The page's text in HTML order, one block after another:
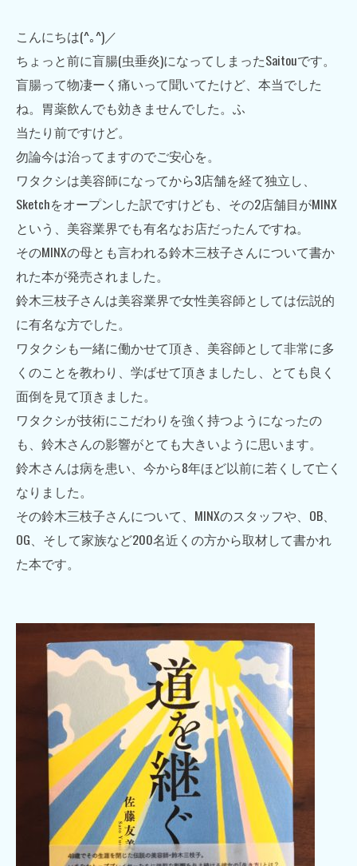
こんにちは(^｡^)／
ちょっと前に盲腸(虫垂炎)になってしまったSaitouです。
盲腸って物凄ーく痛いって聞いてたけど、本当でした
ね。胃薬飲んでも効きませんでした。ふ
当たり前ですけど。
勿論今は治ってますのでご安心を。
ワタクシは美容師になってから3店舗を経て独立し、
Sketchをオープンした訳ですけども、その2店舗目がMINX
という、美容業界でも有名なお店だったんですね。
そのMINXの母とも言われる鈴木三枝子さんについて書か
れた本が発売されました。
鈴木三枝子さんは美容業界で女性美容師としては伝説的
に有名な方でした。
ワタクシも一緒に働かせて頂き、美容師として非常に多
くのことを教わり、学ばせて頂きましたし、とても良く
面倒を見て頂きました。
ワタクシが技術にこだわりを強く持つようになったの
も、鈴木さんの影響がとても大きいように思います。
鈴木さんは病を患い、今から8年ほど以前に若くして亡く
なりました。
その鈴木三枝子さんについて、MINXのスタッフや、OB、
OG、そして家族など200名近くの方から取材して書かれ
た本です。